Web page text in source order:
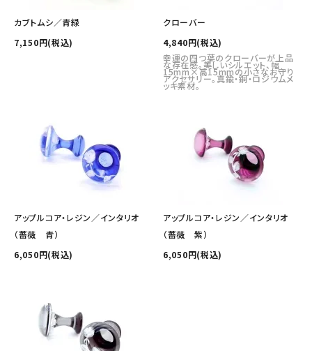
カブトムシ／青緑
7,150円(税込)
クローバー
4,840円(税込)
幸運の四つ葉のクローバーが上品
な存在感。美しいシルエット、幅
15mm×高15mmの小さなお守り
アクセサリー。真鍮・銅・ロジウムメ
ッキ素材。
アップルコア・レジン／インタリオ
（薔薇 青）
6,050円(税込)
アップルコア・レジン／インタリオ
（薔薇 紫）
6,050円(税込)